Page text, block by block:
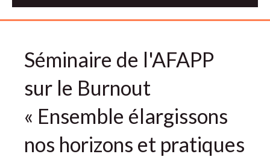
Séminaire de l'AFAPP
sur le Burnout
« Ensemble élargissons
nos horizons et pratiques